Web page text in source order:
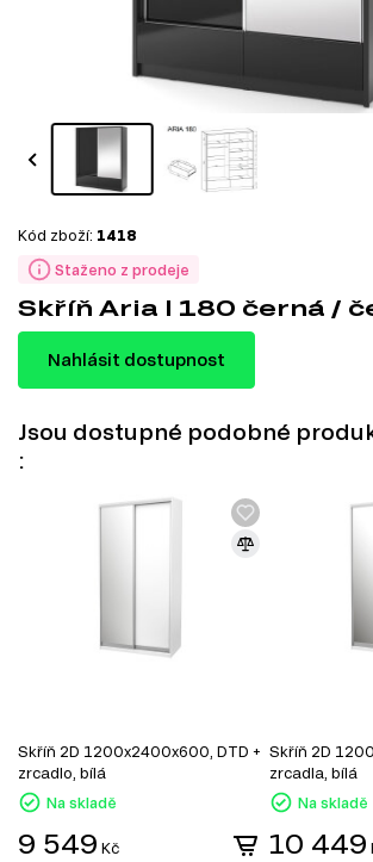
Staženo z prodeje
Kód zboží: 1418
Skříň Aria I 180 černá /
Nahlásit dostupnost
Jsou dostupné podobné
:
Skříň 2D 1200x2400x600, DTD +
zrcadlo, bílá
Na skladě
9 549 Kč
Skříň 2D
zrcadla, bílá
Na skladě
10 449